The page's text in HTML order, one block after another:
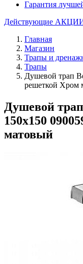
Гарантия
Действующие
Главная
Магазин
Трапы и
Трапы
Душевой трап
решеткой Хром
Душевой
150x150
матовый